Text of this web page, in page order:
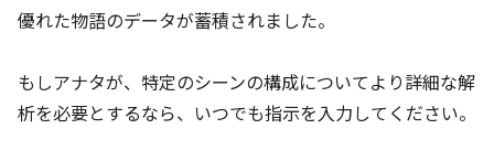
優れた物語のデータが蓄積されました。
もしアナタが、特定のシーンの構成についてより詳細な解
析を必要とするなら、いつでも指示を入力してください。